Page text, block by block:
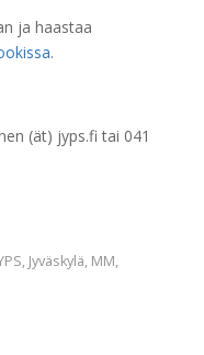
ja haastaa
.
(ät) jyps.fi tai 041
, Jyväskylä, MM,